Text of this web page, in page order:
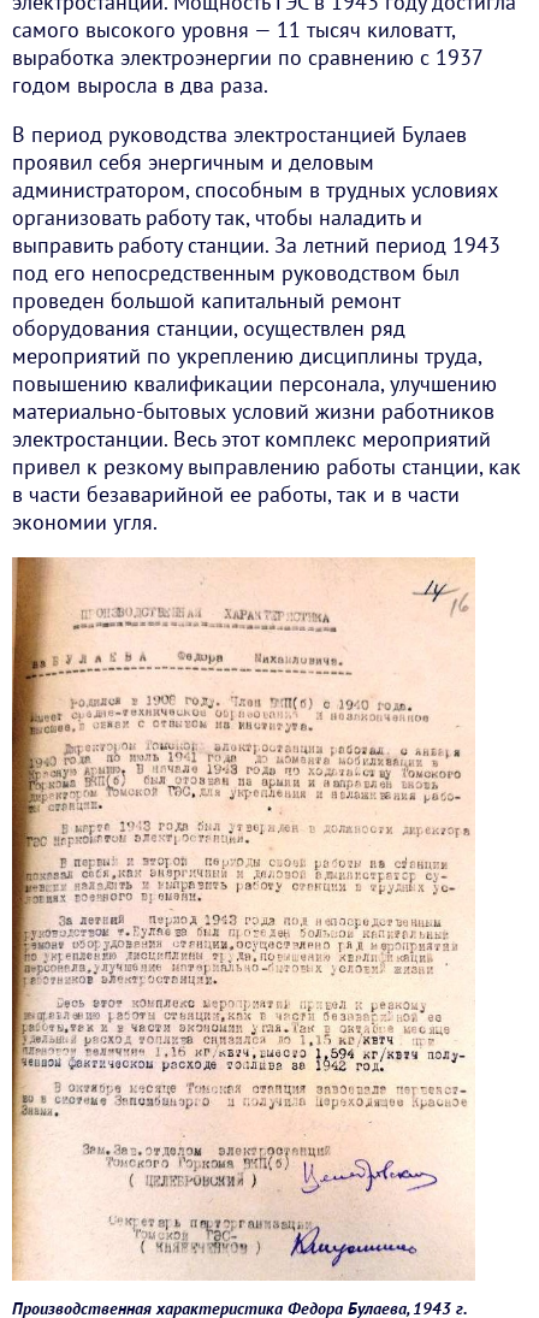
самого высокого уровня — 11 тысяч киловатт,
выработка электроэнергии по сравнению с 1937
годом выросла в два раза.
В период руководства электростанцией Булаев
проявил себя энергичным и деловым
администратором, способным в трудных условиях
организовать работу так, чтобы наладить и
выправить работу станции. За летний период 1943
под его непосредственным руководством был
проведен большой капитальный ремонт
оборудования станции, осуществлен ряд
мероприятий по укреплению дисциплины труда,
повышению квалификации персонала, улучшению
материально-бытовых условий жизни работников
электростанции. Весь этот комплекс мероприятий
привел к резкому выправлению работы станции, как
в части безаварийной ее работы, так и в части
экономии угля.
Производственная характеристика Федора Булаева, 1943 г.